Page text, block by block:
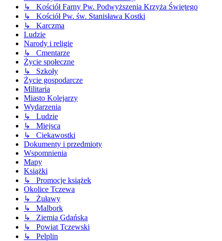
↳ Kościół Farny Pw. Podwyższenia Krzyża Świętego
↳ Kościół Pw. św. Stanisława Kostki
↳ Karczma
Ludzie
Narody i religie
↳ Cmentarze
Życie społeczne
↳ Szkoły
Życie gospodarcze
Militaria
Miasto Kolejarzy
Wydarzenia
↳ Ludzie
↳ Miejsca
↳ Ciekawostki
Dokumenty i przedmioty
Wspomnienia
Mapy
Książki
↳ Promocje książek
Okolice Tczewa
↳ Żuławy
↳ Malbork
↳ Ziemia Gdańska
↳ Powiat Tczewski
↳ Pelplin